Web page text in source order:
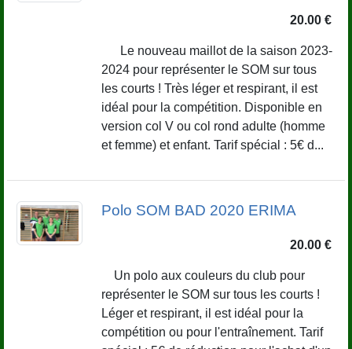
20.00 €
Le nouveau maillot de la saison 2023-
2024 pour représenter le SOM sur tous
les courts ! Très léger et respirant, il est
idéal pour la compétition. Disponible en
version col V ou col rond adulte (homme
et femme) et enfant. Tarif spécial : 5€ d...
Polo SOM BAD 2020 ERIMA
20.00 €
Un polo aux couleurs du club pour
représenter le SOM sur tous les courts !
Léger et respirant, il est idéal pour la
compétition ou pour l'entraînement. Tarif